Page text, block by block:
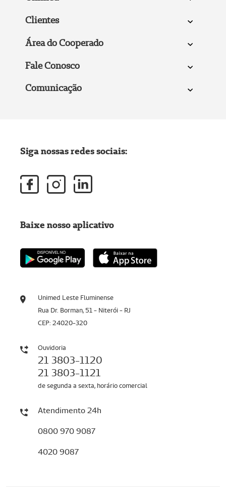
Clientes
Área do Cooperado
Fale Conosco
Comunicação
Unimed Leste Fluminense
Rua Dr. Borman, 51 - Niterói - RJ
CEP: 24020-320
Ouvidoria
21 3803-1120
21 3803-1121
de segunda a sexta, horário comercial
Atendimento 24h
0800 970 9087
4020 9087
Siga nossas redes sociais:
Baixe nosso aplicativo